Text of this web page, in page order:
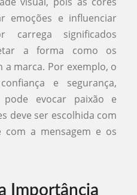
emoções e influenciar
carrega significados
a forma como os
marca. Por exemplo, o
e segurança,
evocar paixão e
deve ser escolhida com
com a mensagem e os
Importância